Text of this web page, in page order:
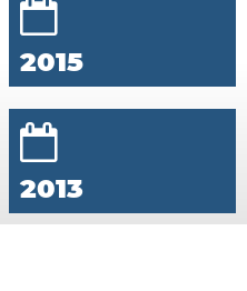
2015
2013